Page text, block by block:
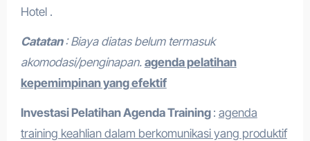
Hotel .
Catatan: Biaya diatas belum termasuk
akomodasi/penginapan. agenda pelatihan
kepemimpinan yang efektif
Investasi PelatihanAgenda Training : agenda
training keahlian dalam berkomunikasi yang produktif